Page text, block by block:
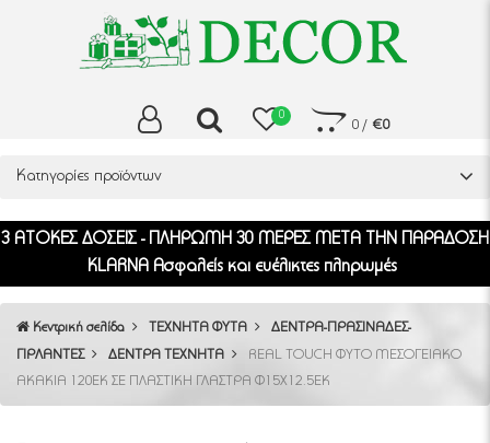
0
0/ €0
Κατηγορίες προϊόντων
3 ΑΤΟΚΕΣ ΔΟΣΕΙΣ - ΠΛΗΡΩΜΗ 30 ΜΕΡΕΣ ΜΕΤΑ ΤΗΝ ΠΑΡΑΔΟΣΗ
KLARNA Ασφαλείς και ευέλικτες πληρωμές
Κεντρική σελίδα ΤΕΧΝΗΤΑ ΦΥΤΑ
ΔΕΝΤΡΑ-ΠΡΑΣΙΝΑΔΕΣ-
ΓΙΡΛΑΝΤΕΣ
ΔΕΝΤΡΑ ΤΕΧΝΗΤΑ
REAL TOUCH ΦΥΤΟ ΜΕΣΟΓΕΙΑΚΟ
ΑΚΑΚΙΑ 120ΕΚ ΣΕ ΠΛΑΣΤΙΚΗ ΓΛΑΣΤΡΑ Φ15Χ12.5ΕΚ